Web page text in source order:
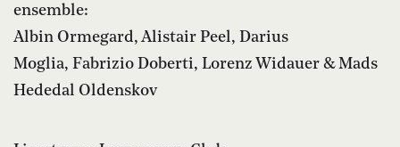
ensemble:
Albin Ormegard, Alistair Peel, Darius
Moglia, Fabrizio Doberti, Lorenz Widauer & Mads
Hededal Oldenskov